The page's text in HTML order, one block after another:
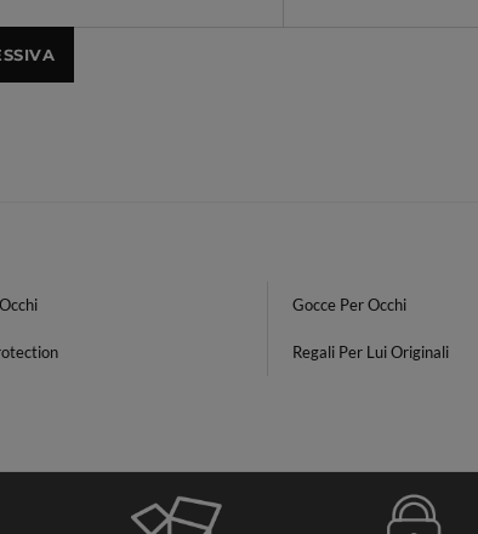
Gocce Per Occhi
Regali Per Lui Originali